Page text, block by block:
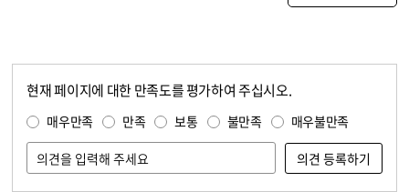
현재 페이지에 대한 만족도를 평가하여 주십시오.
매우만족 만족 보통 불만족 매우불만족